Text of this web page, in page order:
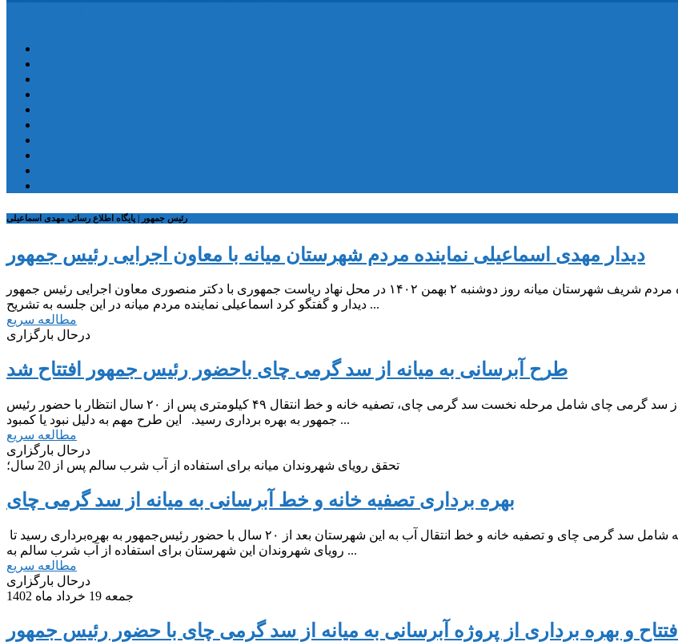
رئیس جمهور | پایگاه اطلاع رسانی مهدی اسماعیلی
دیدار مهدی اسماعیلی نماینده مردم شهرستان میانه با معاون اجرایی رئیس جمهور
مهدی اسماعیلی نماینده مردم شریف شهرستان میانه روز دوشنبه ۲ بهمن ۱۴۰۲ در محل نهاد ریاست جمهوری با دکتر منصوری معاون اجرایی رئیس جمهور
دیدار و گفتگو کرد اسماعیلی نماینده مردم میانه در این جلسه به تشریح ...
مطالعه سریع
درحال بارگزاری
طرح آبرسانی به میانه از سد گرمی چای باحضور رئیس جمهور افتتاح شد
طرح آبرسانی به میانه از سد گرمی چای شامل مرحله نخست سد گرمی چای، تصفیه خانه و خط انتقال ۴۹ کیلومتری پس از ۲۰ سال انتظار با حضور رئیس
جمهور به بهره برداری رسید. این طرح مهم به دلیل نبود یا کمبود ...
مطالعه سریع
درحال بارگزاری
تحقق رویای شهروندان میانه برای استفاده از آب شرب سالم پس از 20 سال؛
بهره برداری تصفیه خانه و خط آبرسانی به میانه از سد گرمی چای
رویای شهروندان این شهرستان برای استفاده از آب شرب سالم به ...
مطالعه سریع
درحال بارگزاری
جمعه 19 خرداد ماه 1402
افتتاح و بهره برداری از پروژه آبرسانی به میانه از سد گرمی چای با حضور رئیس جمهور